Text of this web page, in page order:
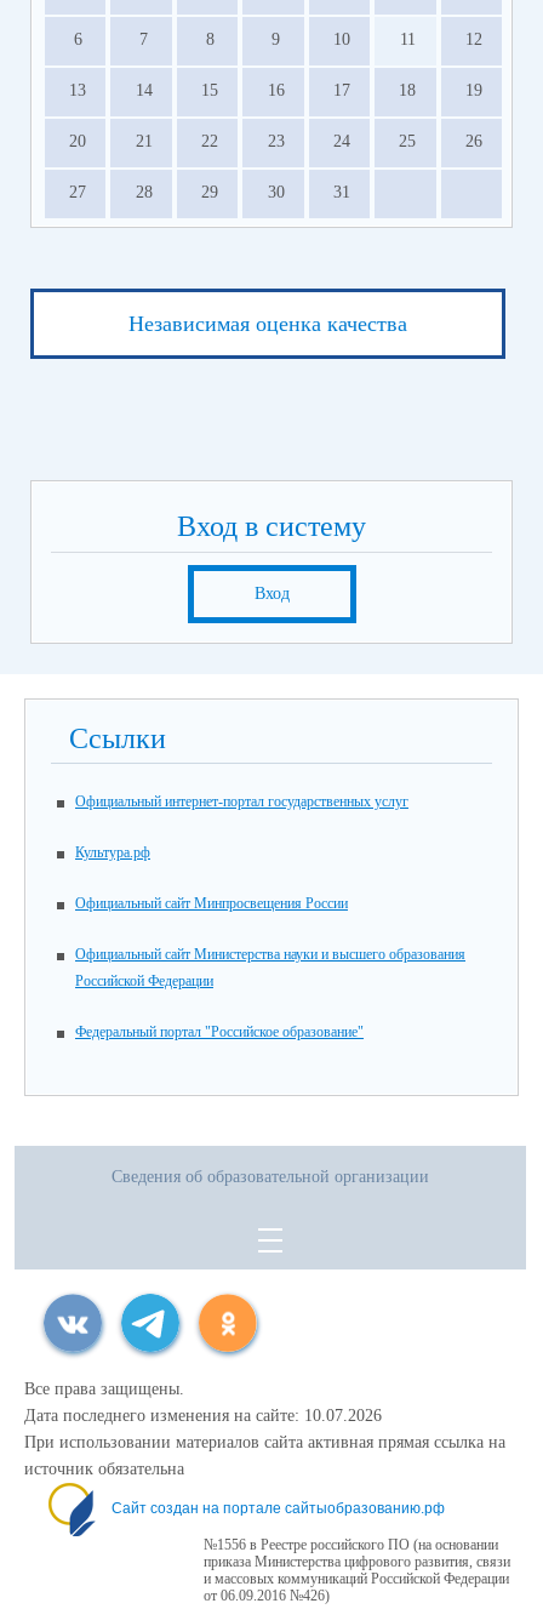
6 7 8 9 10 11 12
13 14 15 16 17 18 19
20 21 22 23 24 25 26
27 28 29 30 31
Независимая оценка качества
Вход в систему
Вход
Ссылки
Официальный интернет-портал государственных услуг
Культура.рф
Официальный сайт Минпросвещения России
Официальный сайт Министерства науки и высшего образования
Российской Федерации
Федеральный портал "Российское образование"
Сведения об образовательной организации
Все права защищены.
Дата последнего изменения на сайте: 10.07.2026
При использовании материалов сайта активная прямая ссылка на
источник обязательна
Сайт создан на портале сайтыобразованию.рф
№1556 в Реестре российского ПО (на основании
приказа Министерства цифрового развития, связи
и массовых коммуникаций Российской Федерации
от 06.09.2016 №426)